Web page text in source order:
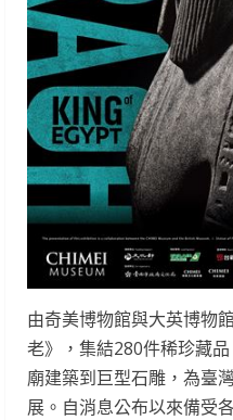
由奇美博物館與大英博物
老》，集結280件稀珍藏
廟建築到巨型石雕，為臺
展。自消息公布以來備受